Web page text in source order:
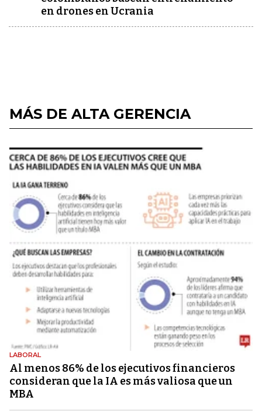
en drones en Ucrania
MÁS DE ALTA GERENCIA
LABORAL
Al menos 86% de los ejecutivos financieros
consideran que la IA es más valiosa que un
MBA